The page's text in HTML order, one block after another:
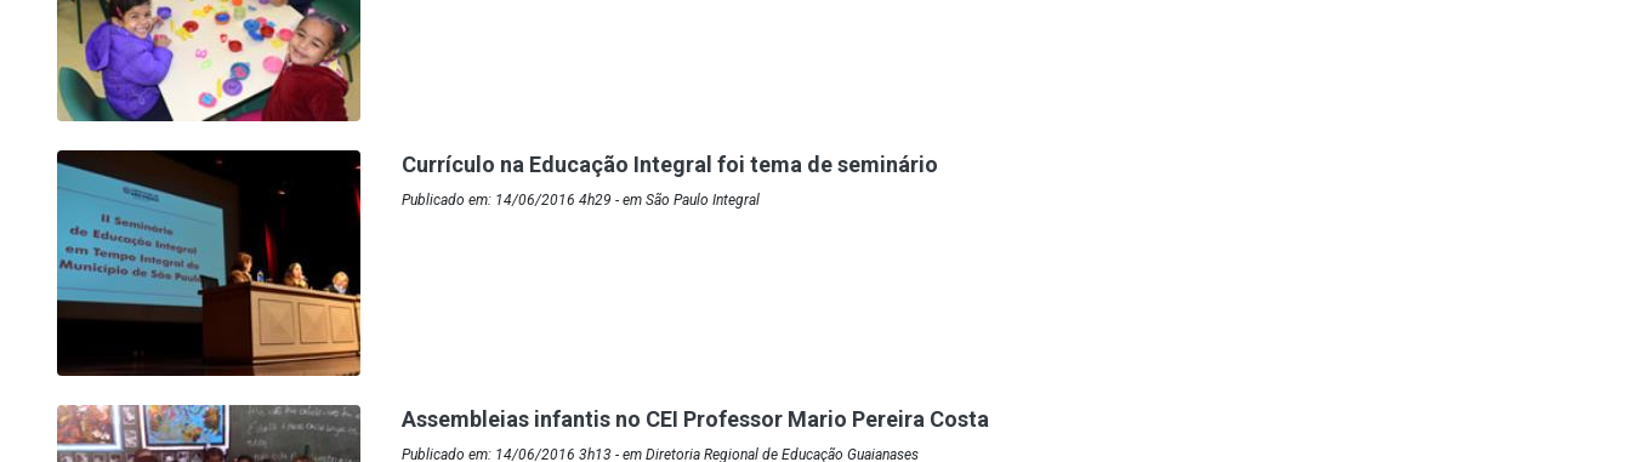
Currículo na Educação Integral foi tema de seminário
Publicado em: 14/06/2016 4h29 - em São Paulo Integral
Assembleias infantis no CEI Professor Mario Pereira Costa
Publicado em: 14/06/2016 3h13 - em Diretoria Regional de Educação Guaianases